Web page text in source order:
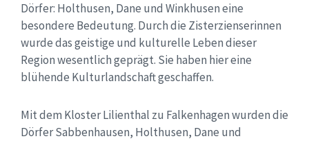
Dörfer: Holthusen, Dane und Winkhusen eine
besondere Bedeutung. Durch die Zisterzienserinnen
wurde das geistige und kulturelle Leben dieser
Region wesentlich geprägt. Sie haben hier eine
blühende Kulturlandschaft geschaffen.
Mit dem Kloster Lilienthal zu Falkenhagen wurden die
Dörfer Sabbenhausen, Holthusen, Dane und